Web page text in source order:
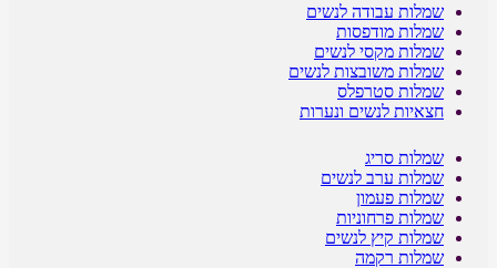
שמלות עבודה לנשים
שמלות מודפסות
שמלות מקסי לנשים
שמלות משובצות לנשים
שמלות סטרפלס
חצאיות לנשים ונערות
שמלות סריג
שמלות ערב לנשים
שמלות פעמון
שמלות פרחוניות
שמלות קיץ לנשים
שמלות רקמה